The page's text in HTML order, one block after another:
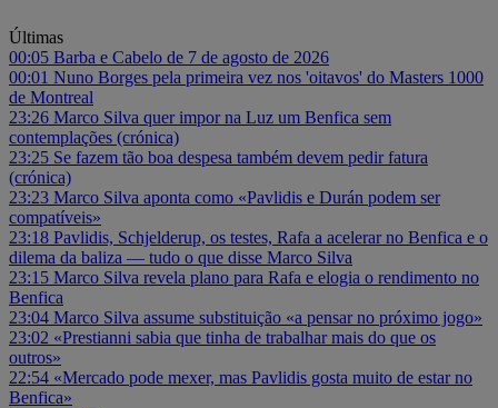
Últimas
00:05 Barba e Cabelo de 7 de agosto de 2026
00:01 Nuno Borges pela primeira vez nos 'oitavos' do Masters 1000
de Montreal
23:26 Marco Silva quer impor na Luz um Benfica sem
contemplações (crónica)
23:25 Se fazem tão boa despesa também devem pedir fatura
(crónica)
23:23 Marco Silva aponta como «Pavlidis e Durán podem ser
compatíveis»
23:18 Pavlidis, Schjelderup, os testes, Rafa a acelerar no Benfica e o
dilema da baliza — tudo o que disse Marco Silva
23:15 Marco Silva revela plano para Rafa e elogia o rendimento no
Benfica
23:04 Marco Silva assume substituição «a pensar no próximo jogo»
23:02 «Prestianni sabia que tinha de trabalhar mais do que os
outros»
22:54 «Mercado pode mexer, mas Pavlidis gosta muito de estar no
Benfica»